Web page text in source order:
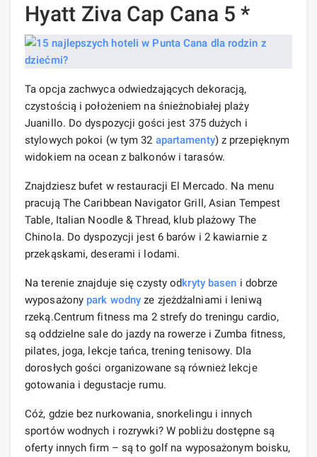
Hyatt Ziva Cap Cana 5 *
Ta opcja zachwyca odwiedzających dekoracją,
czystością i położeniem na śnieżnobiałej plaży
Juanillo. Do dyspozycji gości jest 375 dużych i
stylowych pokoi (w tym 32 apartamenty) z przepięknym
widokiem na ocean z balkonów i tarasów.
Znajdziesz bufet w restauracji El Mercado. Na menu
pracują The Caribbean Navigator Grill, Asian Tempest
Table, Italian Noodle & Thread, klub plażowy The
Chinola. Do dyspozycji jest 6 barów i 2 kawiarnie z
przekąskami, deserami i lodami.
Na terenie znajduje się czysty odkryty basen i dobrze
wyposażony park wodny ze zjeżdżalniami i leniwą
rzeką.Centrum fitness ma 2 strefy do treningu cardio,
są oddzielne sale do jazdy na rowerze i Zumba fitness,
pilates, joga, lekcje tańca, trening tenisowy. Dla
dorosłych gości organizowane są również lekcje
gotowania i degustacje rumu.
Cóż, gdzie bez nurkowania, snorkelingu i innych
sportów wodnych i rozrywki? W pobliżu dostępne są
oferty innych firm – są to golf na wyposażonym boisku,